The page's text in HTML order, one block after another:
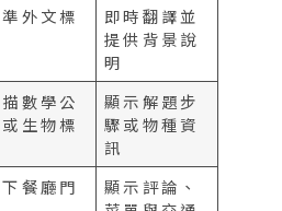
外文標
即時翻譯並
提供背景說
明
數學公
生物標
顯示解題步
驟或物種資
訊
餐廳門
顯示評論、